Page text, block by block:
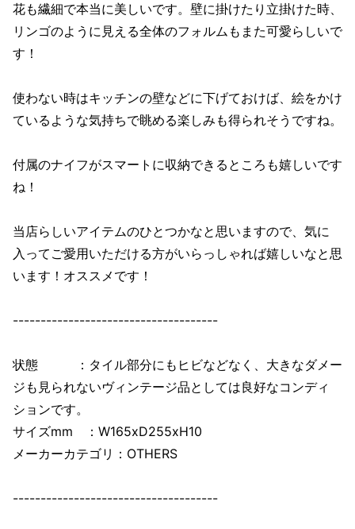
花も繊細で本当に美しいです。壁に掛けたり立掛けた時、
リンゴのように見える全体のフォルムもまた可愛らしいで
す！
使わない時はキッチンの壁などに下げておけば、絵をかけ
ているような気持ちで眺める楽しみも得られそうですね。
付属のナイフがスマートに収納できるところも嬉しいです
ね！
当店らしいアイテムのひとつかなと思いますので、気に
入ってご愛用いただける方がいらっしゃれば嬉しいなと思
います！オススメです！
-------------------------------------
状態 ：タイル部分にもヒビなどなく、大きなダメー
ジも見られないヴィンテージ品としては良好なコンディ
ションです。
サイズmm ：W165xD255xH10
メーカーカテゴリ：OTHERS
-------------------------------------